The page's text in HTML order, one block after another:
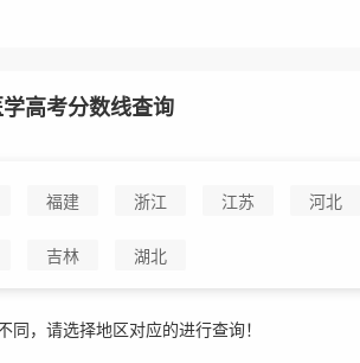
高考分数线查询
福建 浙江 江苏 河北
吉林 湖北
，请选择地区对应的进行查询！